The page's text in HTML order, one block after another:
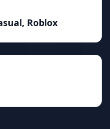
Roblox